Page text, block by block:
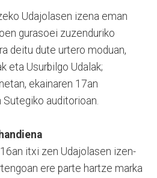
Udajolasen izena eman
gurasoei zuzenduriko
deitu dute urtero moduan,
eta Usurbilgo Udalak;
ekainaren 17an
auditorioan.
itxi zen Udajolasen izen-
ere parte hartze marka